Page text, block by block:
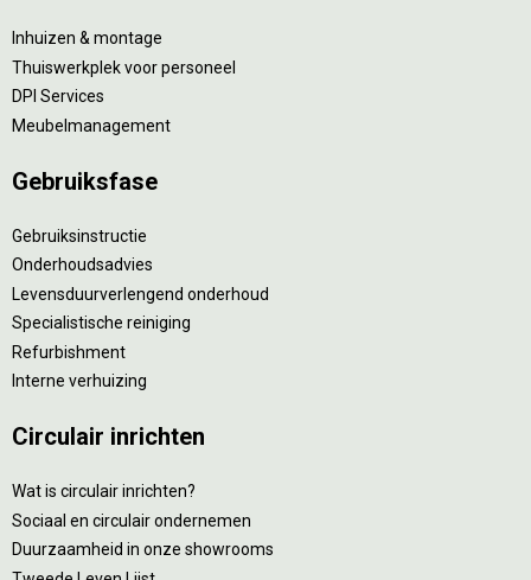
Inhuizen & montage
Thuiswerkplek voor personeel
DPI Services
Meubelmanagement
Gebruiksfase
Gebruiksinstructie
Onderhoudsadvies
Levensduurverlengend onderhoud
Specialistische reiniging
Refurbishment
Interne verhuizing
Circulair inrichten
Wat is circulair inrichten?
Sociaal en circulair ondernemen
Duurzaamheid in onze showrooms